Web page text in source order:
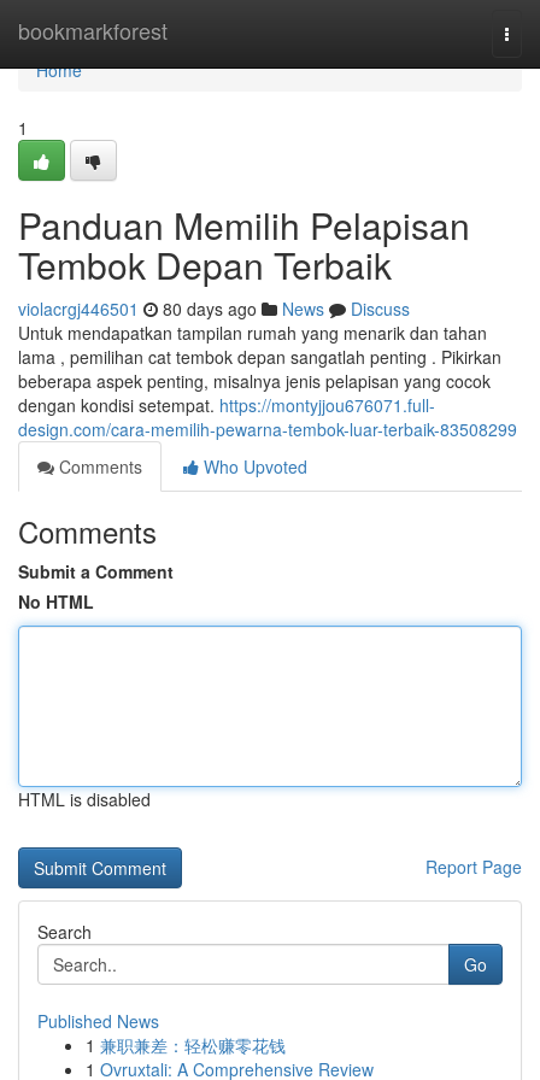
bookmarkforest
Home
Home
1
Panduan Memilih Pelapisan
Tembok Depan Terbaik
violacrgj446501 80 days ago News
Discuss
Untuk mendapatkan tampilan rumah yang menarik dan tahan
lama , pemilihan cat tembok depan sangatlah penting . Pikirkan
beberapa aspek penting, misalnya jenis pelapisan yang cocok
dengan kondisi setempat. https://montyjjou676071.full-
design.com/cara-memilih-pewarna-tembok-luar-terbaik-83508299
Comments
Who Upvoted
Comments
Submit a Comment
No HTML
HTML is disabled
Report Page
Search
Go
Published News
1 兼职兼差：轻松赚零花钱
1 Ovruxtali: A Comprehensive Review